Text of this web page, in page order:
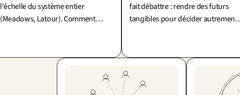
l'échelle du système entier
(Meadows, Latour). Comment
fait débattre : rendre des futurs
tangibles pour décider autrement